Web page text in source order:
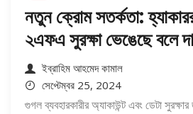
নতুন ক্রোম সতর্কতা:
২এফএ সুরক্ষা ভেঙেছে বলে
ইব্রাহিম আহমেদ কামাল
সেপ্টেম্বর 25, 2024
গুগল ব্যবহারকারীর অ্যাকাউন্ট এবং ডেটা